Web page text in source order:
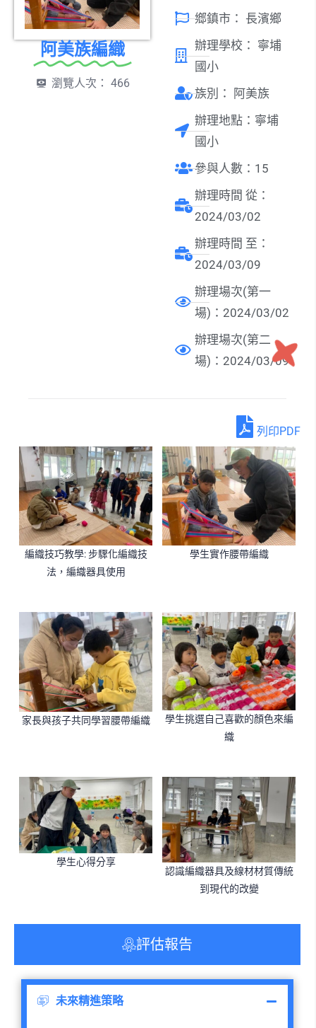
阿美族編織
瀏覽人次： 466
鄉鎮市： 長濱鄉
辦理學校： 寧埔
國小
族別：
阿美族
辦理地點：寧埔
國小
參與人數：15
辦理時間 從：
2024/03/02
辦理時間 至：
2024/03/09
辦理場次(第一
場)：2024/03/02
辦理場次(第二
場)：2024/03/09
列印PDF
編織技巧教學: 步驟化編織技
法，編織器具使用
學生實作腰帶編織
家長與孩子共同學習腰帶編織
學生挑選自己喜歡的顏色來編
織
學生心得分享
認識編織器具及線材材質傳統
到現代的改變
評估報告
未來精進策略